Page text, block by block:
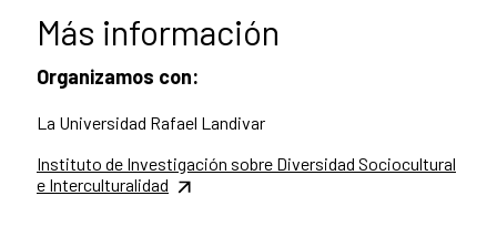
Más información
Organizamos con:
La Universidad Rafael Landivar
Instituto de Investigación sobre Diversidad Sociocultural
e Interculturalidad